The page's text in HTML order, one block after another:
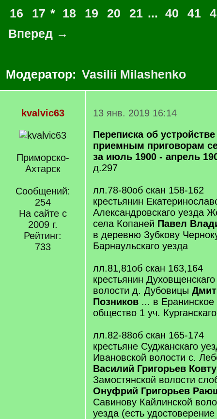
16
17 * 18 19 20 21 ... 40 41
Вперед →
Модератор: Vasilii Milashenko
kvalvic63
Приморско-
Ахтарск
Сообщений:
254
На сайте с
2009 г.
Рейтинг:
733
13 янв. 2019 16:14
Переписка об
приемным приговорам
за июль 1900 - апрель
д.297
лл.78-80об скан 158-162
крестьянин
Александровскаго уезда
села Копаней Павел
в деревню Зубкову
Барнаульскаго уезда
лл.81,81об скан 163,164
крестьянин
волости д. Дубовицы
Позников ... в Еранинское
общество 1 уч.
лл.82-88об скан 165-174
крестьяне Суджанскаго
Ивановской волости с.
Василий Григорьев
Замостянской волости
Онуфрий Григорьев
Савинову Кайлинской
уезда (есть